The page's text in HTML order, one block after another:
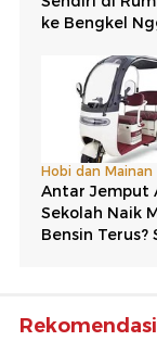
Rekomendasi